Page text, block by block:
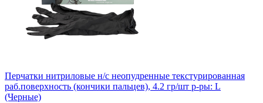
Перчатки нитриловые н/с неопудренные текстурированная
раб.поверхность (кончики пальцев), 4.2 гр/шт р-ры: L
(Черные)